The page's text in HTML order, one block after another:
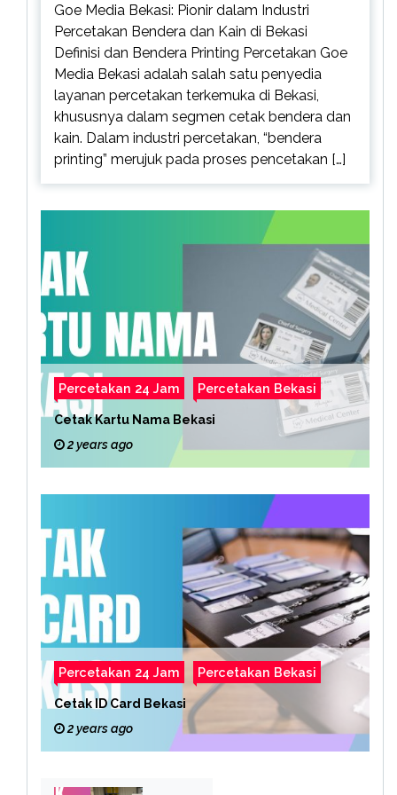
Goe Media Bekasi: Pionir dalam Industri
Percetakan Bendera dan Kain di Bekasi
Definisi dan Bendera Printing Percetakan Goe
Media Bekasi adalah salah satu penyedia
layanan percetakan terkemuka di Bekasi,
khususnya dalam segmen cetak bendera dan
kain. Dalam industri percetakan, “bendera
printing” merujuk pada proses pencetakan […]
Percetakan 24 Jam Percetakan Bekasi
Cetak Kartu Nama Bekasi
2 years ago
Percetakan 24 Jam Percetakan Bekasi
Cetak ID Card Bekasi
2 years ago